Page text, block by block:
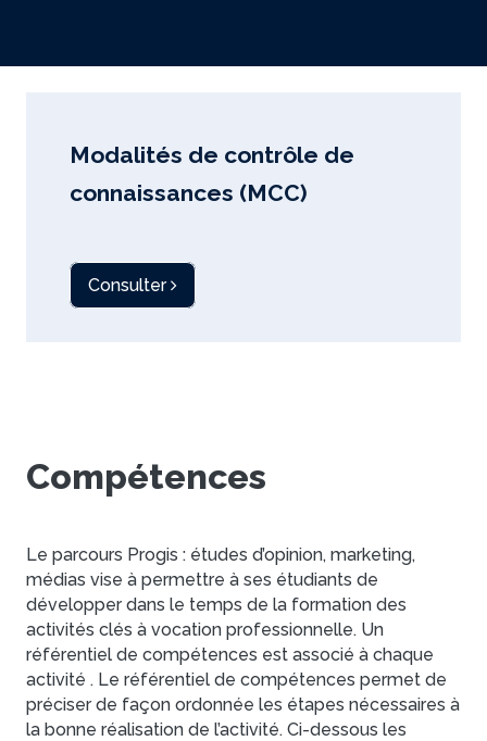
Modalités de contrôle de
connaissances (MCC)
Consulter
Compétences
Le parcours Progis : études d’opinion, marketing,
médias vise à permettre à ses étudiants de
développer dans le temps de la formation des
activités clés à vocation professionnelle. Un
référentiel de compétences est associé à chaque
activité . Le référentiel de compétences permet de
préciser de façon ordonnée les étapes nécessaires à
la bonne réalisation de l’activité. Ci-dessous les